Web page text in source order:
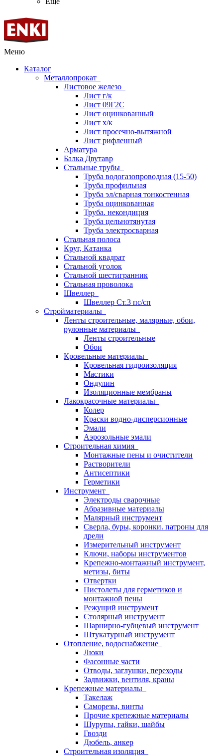
Меню
Каталог
Металлопрокат
Листовое железо
Лист г/к
Лист 09Г2С
Лист оцинкованный
Лист х/к
Лист просечно-вытяжной
Лист рифленный
Арматура
Балка Двутавр
Стальные трубы
Труба водогазопроводная (15-50)
Труба профильная
Труба эл/сварная тонкостенная
Труба оцинкованная
Труба. некондиция
Труба цельнотянутая
Труба электросварная
Стальная полоса
Круг, Катанка
Стальной квадрат
Стальной уголок
Стальной шестигранник
Стальная проволока
Швеллер
Швеллер Ст.3 пс/сп
Стройматериалы
Ленты строительные, малярные, обои,
рулонные материалы
Ленты строительные
Обои
Кровельные материалы
Кровельная гидроизоляция
Мастики
Ондулин
Изоляционные мембраны
Лакокрасочные материалы
Колер
Краски водно-дисперсионные
Эмали
Аэрозольные эмали
Строительная химия
Монтажные пены и очистители
Растворители
Антисептики
Герметики
Инструмент
Электроды сварочные
Абразивные материалы
Малярный инструмент
Сверла, буры, коронки. патроны для
дрели
Измерительный инструмент
Ключи, наборы инструментов
Крепежно-монтажный инструмент,
метизы, биты
Отвертки
Пистолеты для герметиков и
монтажной пены
Режущий инструмент
Столярный инструмент
Шарнирно-губцевый инструмент
Штукатурный инструмент
Отопление, водоснабжение
Люки
Фасонные части
Отводы, заглушки, переходы
Задвижки, вентиля, краны
Крепежные материалы
Такелаж
Саморезы, винты
Прочие крепежные материалы
Шурупы, гайки, шайбы
Гвозди
Дюбель, анкер
Строительная изоляция